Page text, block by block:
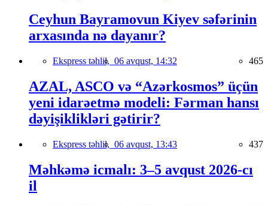
Ceyhun Bayramovun Kiyev səfərinin
arxasında nə dayanır?
Ekspress təhlil, 06 avqust, 14:32 465
AZAL, ASCO və “Azərkosmos” üçün
yeni idarəetmə modeli: Fərman hansı
dəyişiklikləri gətirir?
Ekspress təhlil, 06 avqust, 13:43 437
Məhkəmə icmalı: 3–5 avqust 2026-cı
il